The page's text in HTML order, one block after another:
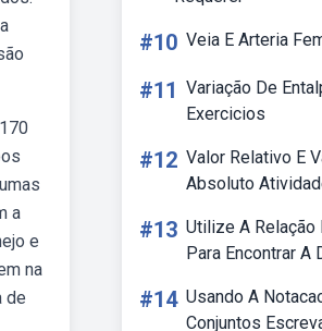
a
e
na
de
#10 Veia E Arteria
#11 Variação De
Exercicios
#12 Valor Relativo E
Absoluto
#13 Utilize A Relação
Para Encontrar A
#14 Usando A
Conjuntos